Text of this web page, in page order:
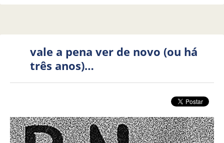
vale a pena ver de novo (ou há
três anos)…